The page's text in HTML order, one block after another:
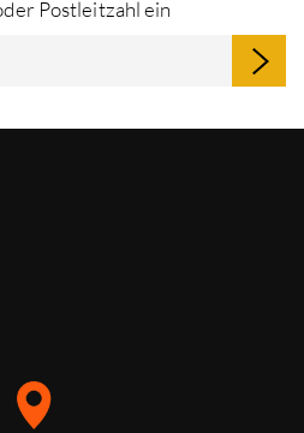
Postleitzahl ein